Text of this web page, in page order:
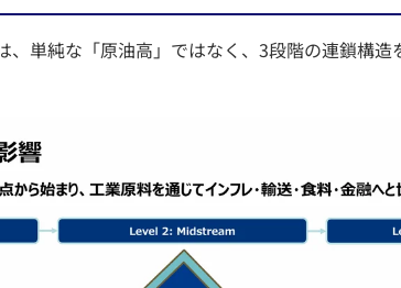
、単純な「原油高」ではなく、3段階の連鎖構造